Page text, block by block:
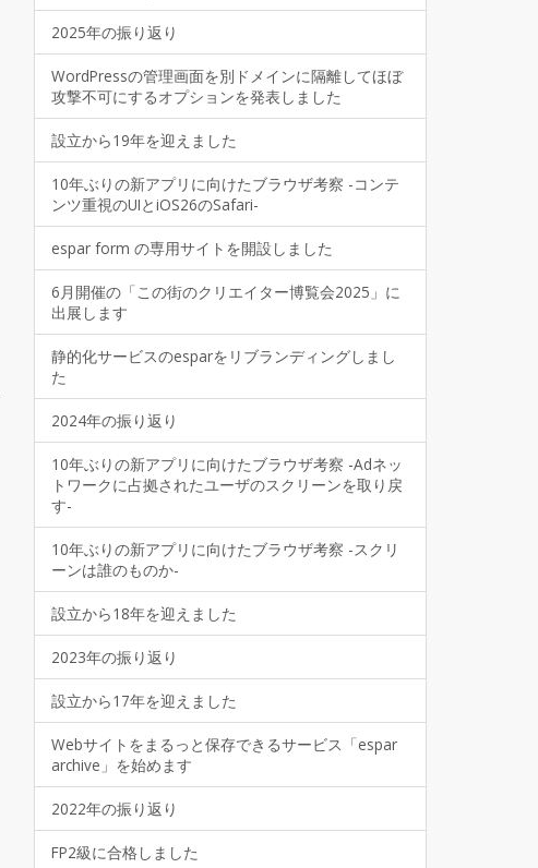
2025年の振り返り
WordPressの管理画面を別ドメインに隔離してほぼ
攻撃不可にするオプションを発表しました
設立から19年を迎えました
10年ぶりの新アプリに向けたブラウザ考察 -コンテ
ンツ重視のUIとiOS26のSafari-
espar form の専用サイトを開設しました
6月開催の「この街のクリエイター博覧会2025」に
出展します
静的化サービスのesparをリブランディングしまし
た
2024年の振り返り
10年ぶりの新アプリに向けたブラウザ考察 -Adネッ
トワークに占拠されたユーザのスクリーンを取り戻
す-
10年ぶりの新アプリに向けたブラウザ考察 -スクリ
ーンは誰のものか-
設立から18年を迎えました
2023年の振り返り
設立から17年を迎えました
Webサイトをまるっと保存できるサービス「espar
archive」を始めます
2022年の振り返り
FP2級に合格しました